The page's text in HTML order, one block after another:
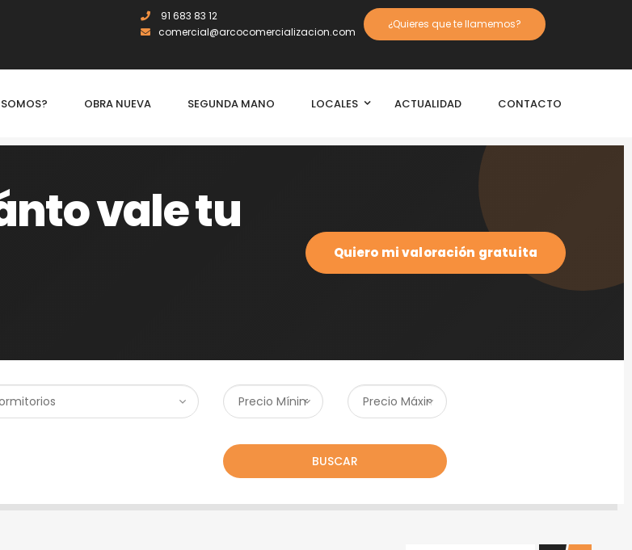
¿Quieres que te llamemos?
91 683 83 12
comercial@arcocomercializacion.com
OBRA NUEVA SEGUNDA MANO LOCALES ACTUALIDAD CONTACTO
vale tu
Quiero mi valoración gratuita
BUSCAR